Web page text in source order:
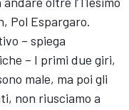
Pol Espargaro.
– spiega
– I primi due giri,
male, ma poi gli
non riusciamo a